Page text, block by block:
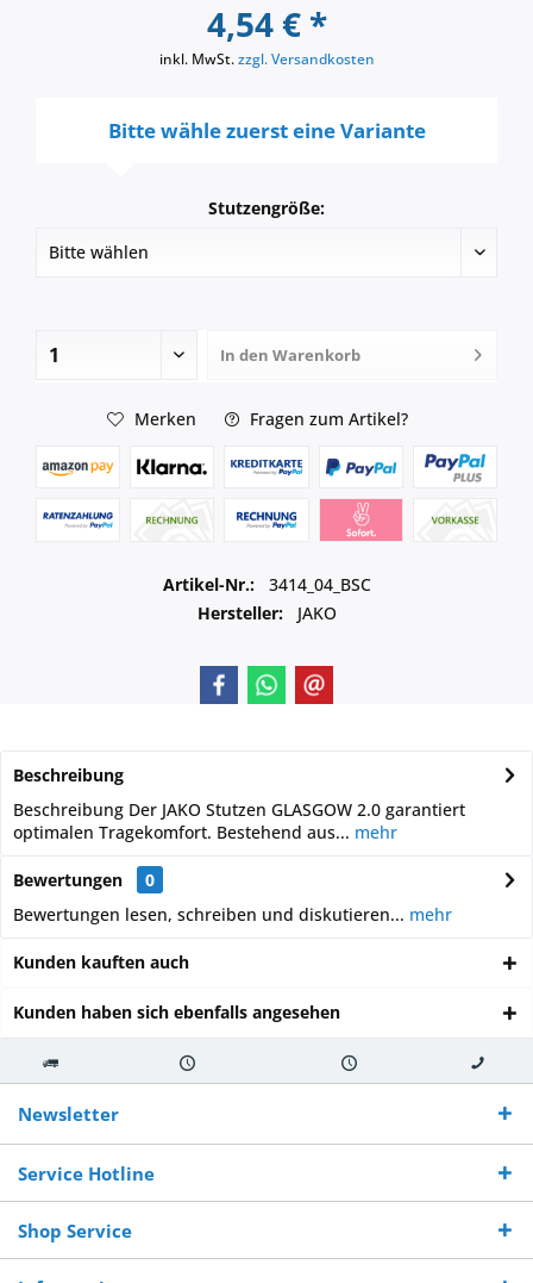
4,54 € *
inkl. MwSt.zzgl. Versandkosten
Bitte wähle zuerst eine Variante
Stutzengröße:
In den Warenkorb
Merken Fragen zum Artikel?
Artikel-Nr.:
3414_04_BSC
Hersteller:
JAKO
Beschreibung
Beschreibung Der JAKO Stutzen GLASGOW 2.0 garantiert
optimalen Tragekomfort. Bestehend aus... mehr
Bewertungen
0
Bewertungen lesen, schreiben und diskutieren... mehr
Kunden kauften auch
Kunden haben sich ebenfalls angesehen
Kostenloser
Versand ab €
250,-
Versand innerhalb von Versand von So erreichen
Sie uns 0160
970 511 90
Newsletter
Service Hotline
Shop Service